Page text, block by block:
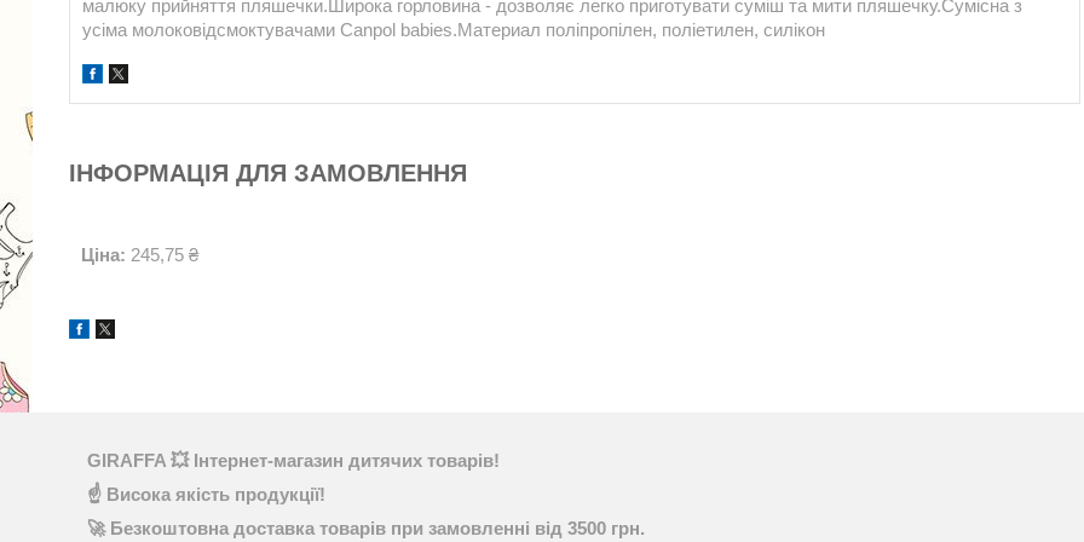
малюку прийняття пляшечки.Широка горловина - дозволяє легко приготувати суміш та мити пляшечку.Сумісна з
усіма молоковідсмоктувачами Canpol babies.Материал поліпропілен, поліетилен, силікон
ІНФОРМАЦІЯ ДЛЯ ЗАМОВЛЕННЯ
Ціна: 245,75 ₴
GIRAFFA 💥 Інтернет-магазин дитячих товарів!
☝ Висока якість продукції!
🚀 Безкоштовна доставка товарів при замовленні від 3500 грн.